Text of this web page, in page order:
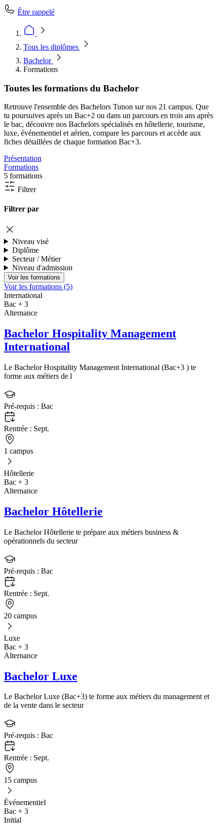
Être rappelé
Tous les diplômes
Bachelor
Formations
Toutes les formations du Bachelor
Retrouve l'ensemble des Bachelors Tunon sur nos 21 campus. Que
tu poursuives après un Bac+2 ou dans un parcours en trois ans après
le bac, découvre nos Bachelors spécialisés en hôtellerie, tourisme,
luxe, événementiel et aérien, compare les parcours et accède aux
fiches détaillées de chaque formation Bac+3.
Présentation
Formations
5 formations
Filtrer
Filtrer par
Niveau visé
Diplôme
Secteur / Métier
Niveau d'admission
Voir les formations (5)
International
Bac + 3
Alternance
Bachelor Hospitality Management
International
Le Bachelor Hospitality Management International (Bac+3 ) te
forme aux métiers de l
Pré-requis : Bac
Rentrée : Sept.
1 campus
Hôtellerie
Bac + 3
Alternance
Bachelor Hôtellerie
Le Bachelor Hôtellerie te prépare aux métiers business &
opérationnels du secteur
Pré-requis : Bac
Rentrée : Sept.
20 campus
Luxe
Bac + 3
Alternance
Bachelor Luxe
Le Bachelor Luxe (Bac+3) te forme aux métiers du management et
de la vente dans le secteur
Pré-requis : Bac
Rentrée : Sept.
15 campus
Événementiel
Bac + 3
Initial